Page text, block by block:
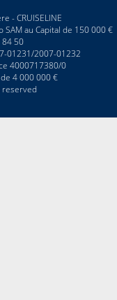
- CRUISELINE
SAM au Capital de 150 000 €
84 50
01231/2007-01232
4000717380/0
de 4 000 000 €
reserved